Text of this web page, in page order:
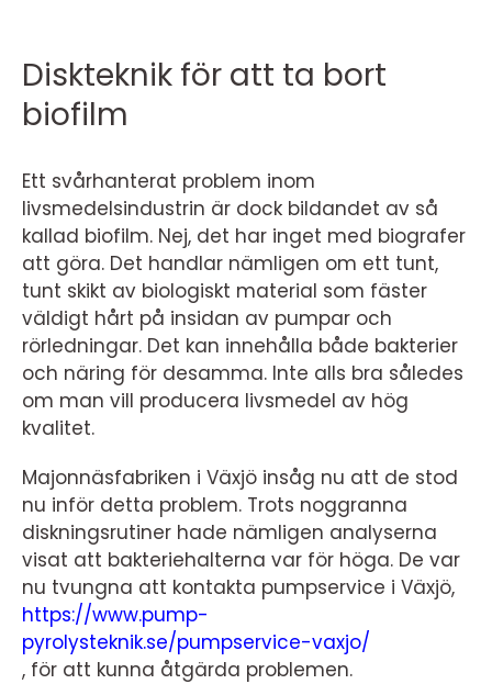
Diskteknik för att ta bort
biofilm
Ett svårhanterat problem inom
livsmedelsindustrin är dock bildandet av så
kallad biofilm. Nej, det har inget med biografer
att göra. Det handlar nämligen om ett tunt,
tunt skikt av biologiskt material som fäster
väldigt hårt på insidan av pumpar och
rörledningar. Det kan innehålla både bakterier
och näring för desamma. Inte alls bra således
om man vill producera livsmedel av hög
kvalitet.
Majonnäsfabriken i Växjö insåg nu att de stod
nu inför detta problem. Trots noggranna
diskningsrutiner hade nämligen analyserna
visat att bakteriehalterna var för höga. De var
nu tvungna att kontakta pumpservice i Växjö,
https://www.pump-
pyrolysteknik.se/pumpservice-vaxjo/
, för att kunna åtgärda problemen.